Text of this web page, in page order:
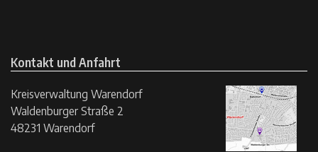
Kontakt und Anfahrt
Kreisverwaltung Warendorf
Waldenburger Straße 2
48231 Warendorf